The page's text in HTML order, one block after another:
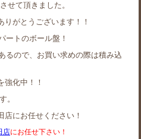
せて頂きました。
がとうございます！！
ートのボール盤！
るので、お買い求めの際は積み込
強化中！！
。
にお任せください！
店にお任せ下さい！